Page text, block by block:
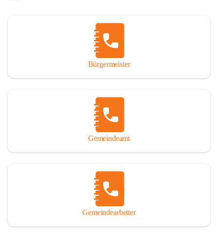
gedankt werden, die durch ihre Erinnerungen, Informationen und
durch das Überlassen von Fotos und Dokumenten zum Gesamtbild
dieses Buches wesentlich beigetragen haben.
Der Zeitdruck war enorm, um das Werk auch zeitgerecht für das
Jubiläumsjahr abschließen zu können. Daher mag um Nachsicht
Ausführlichkeit behandelt erscheinen, oder auch der eine oder
andere Fehler unterlief. Die Autoren haben nach ihren
individuellen Möglichkeiten mit bestem Wissen und Gewissen
Andreas Rohatsch wurde auf das System der Fußnoten verzichtet.
Wo eine genaue Quellenangabe sinnvoll und notwendig erschien,
sind die entsprechenden Quellenhinweise in den fließenden Text
eingearbeitet. Der leichteren Lesbarkeit halber ist auch von einer
streng gendergerechten Ausdrucksform Abstand genommen
Bürgermeister
Gemeindeamt
Gemeindearbeiter